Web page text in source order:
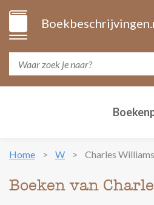
Home W Charles Williams
Boeken van